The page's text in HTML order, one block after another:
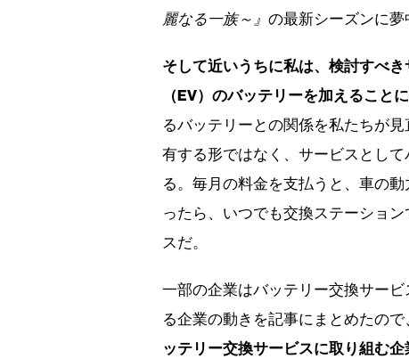
麗なる一族～』 の最新シーズンに夢
そして近いうちに私は、検討すべ
（EV）のバッテリーを加えること
るバッテリーとの関係を私たちが
有する形ではなく、サービスとし
る。毎月の料金を支払うと、車の
ったら、いつでも交換ステーショ
スだ。
一部の企業はバッテリー交換サー
る企業の動きを記事にまとめたので
ッテリー交換サービスに取り組む